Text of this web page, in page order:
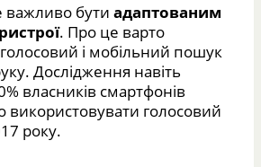
важливо бути адаптованим
. Про це варто
і мобільний пошук
Дослідження навіть
власників смартфонів
використовувати голосовий
року.